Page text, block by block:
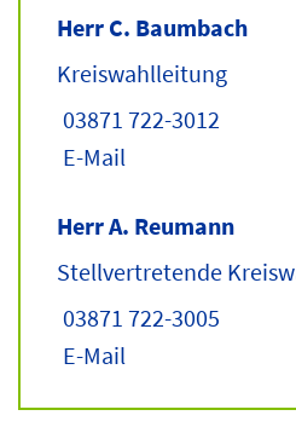
Herr C. Baumbach
Kreiswahlleitung
03871 722-3012
E-Mail
Herr A. Reumann
Stellvertretende
03871 722-3005
E-Mail